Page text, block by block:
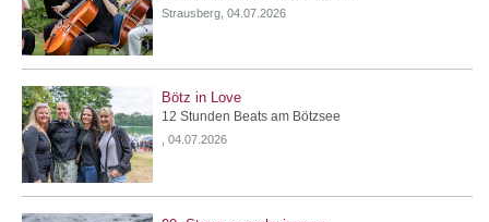
Strausberg, 04.07.2026
Bötz in Love
12 Stunden Beats am Bötzsee
, 04.07.2026